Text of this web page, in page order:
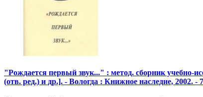
"Рождается первый звук..." : метод. сборник учебно-
(отв. ред.) и др.]. - Вологда : Книжное наследие, 2002. -